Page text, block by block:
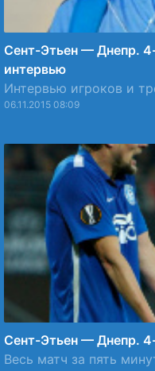
Сент-Этьен — Днепр.
интервью
Интервью игроков и
06.11.2015 08:09
Сент-Этьен — Днепр.
Весь матч за пять